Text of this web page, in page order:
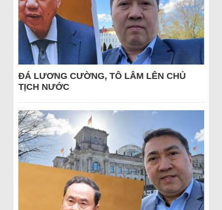
ĐÁ LƯƠNG CƯỜNG, TÔ LÂM LÊN CHỦ
TỊCH NƯỚC